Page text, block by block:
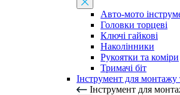
Авто-мото
Головки торцеві
Ключі гайкові
Наколінники
Рукоятки та коміри
Тримачі біт
Інструмент для
Інструмент для